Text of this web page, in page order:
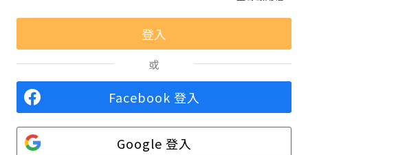
或
Facebook 登入
Google 登入